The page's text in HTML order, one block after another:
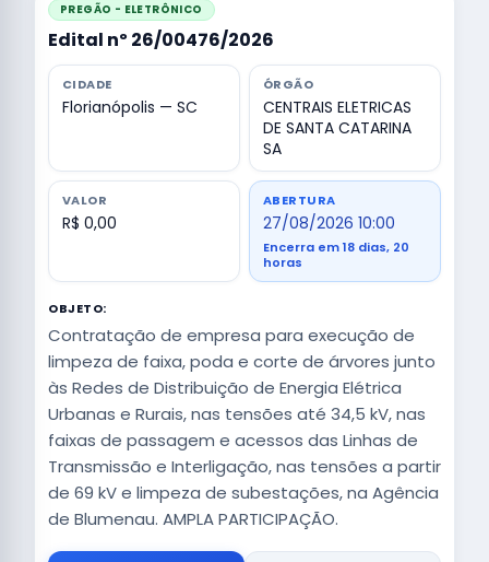
PREGÃO - ELETRÔNICO
Edital nº 26/00476/2026
CIDADE
Florianópolis — SC
ÓRGÃO
CENTRAIS ELETRICAS
DE SANTA CATARINA
SA
VALOR
R$ 0,00
ABERTURA
27/08/2026 10:00
Encerra em 18 dias, 20
horas
OBJETO:
Contratação de empresa para execução de
limpeza de faixa, poda e corte de árvores junto
às Redes de Distribuição de Energia Elétrica
Urbanas e Rurais, nas tensões até 34,5 kV, nas
faixas de passagem e acessos das Linhas de
Transmissão e Interligação, nas tensões a partir
de 69 kV e limpeza de subestações, na Agência
de Blumenau. AMPLA PARTICIPAÇÃO.